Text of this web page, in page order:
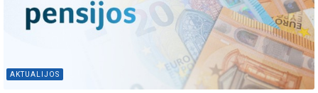
AKTUALIJOS